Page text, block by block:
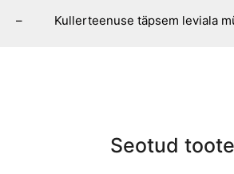
– Kullerteenuse täpsem leviala
Seotud